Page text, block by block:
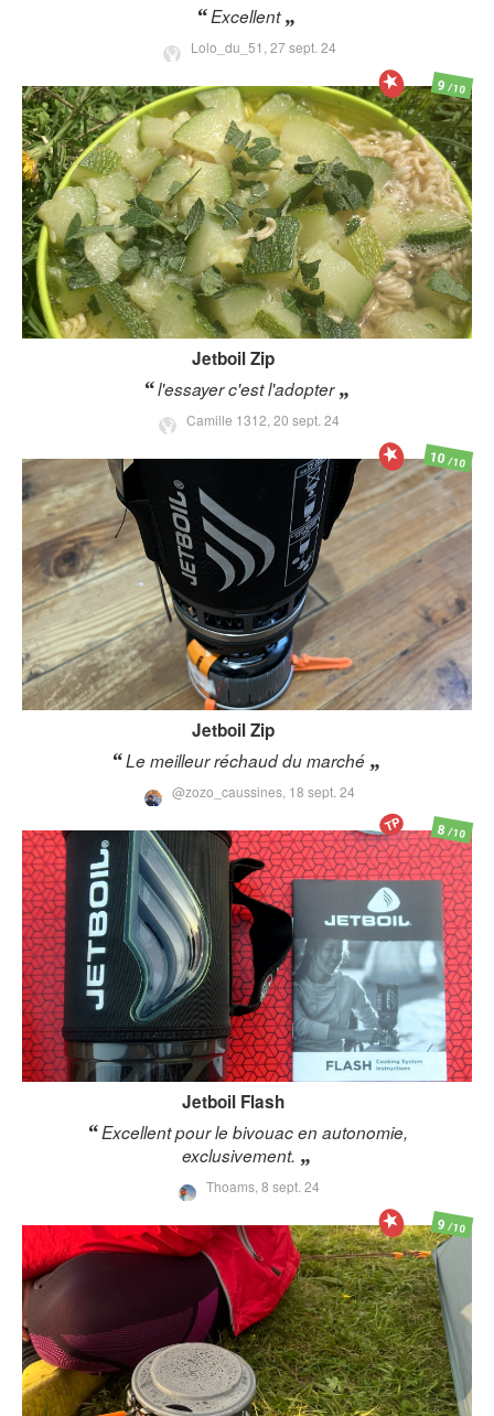
Excellent
Lolo_du_51, 27 sept. 24
Jetboil Zip
l'essayer c'est l'adopter
Camille 1312, 20 sept. 24
9/10
Jetboil Zip
Le meilleur réchaud du marché
@zozo_caussines, 18 sept. 24
10/10
Jetboil Flash
Excellent pour le bivouac en autonomie,
exclusivement.
Thoams, 8 sept. 24
8/10
TP
9/10